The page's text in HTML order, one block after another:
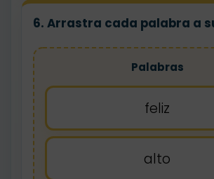
6. Arrastra cada palabra a
Palabras
feliz
alto